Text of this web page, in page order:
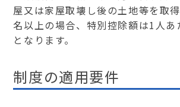
屋又は家屋取壊し後の土地等を取
名以上の場合、特別控除額は1人
となります。
制度の適用要件